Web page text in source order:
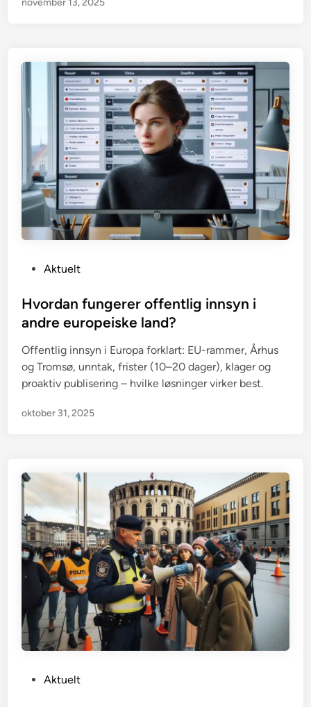
s
t
d
i
n
Aktuelt
Hvordan fungerer offentlig innsyn i
andre europeiske land?
Offentlig innsyn i Europa forklart: EU-rammer, Århus
og Tromsø, unntak, frister (10–20 dager), klager og
proaktiv publisering – hvilke løsninger virker best.
oktober 31, 2025
Aktuelt